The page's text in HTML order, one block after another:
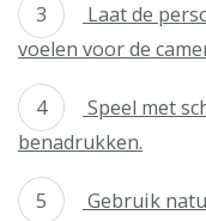
Laat de
voelen voor de
Speel met
benadrukken.
Gebruik